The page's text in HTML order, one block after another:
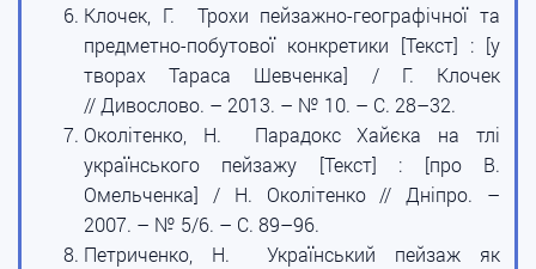
Клочек, Г. Трохи пейзажно-географічної та
предметно-побутової конкретики [Текст] : [у
творах Тараса Шевченка] / Г. Клочек
// Дивослово. – 2013. – № 10. – С. 28–32.
Околітенко, Н. Парадокс Хайєка на тлі
українського пейзажу [Текст] : [про В.
Омельченка] / Н. Околітенко // Дніпро. –
2007. – № 5/6. – С. 89–96.
Петриченко, Н. Український пейзаж як